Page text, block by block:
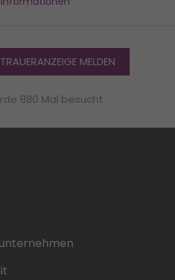
MELDEN
880 Mal besucht